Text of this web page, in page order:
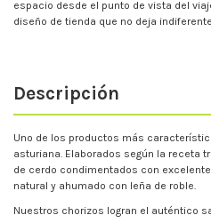
espacio desde el punto de vista del
diseño de tienda que no deja
Descripción
Uno de los productos más
asturiana. Elaborados según la receta
de cerdo condimentados con
natural y ahumado con leña de roble.
Nuestros chorizos logran el auténtico